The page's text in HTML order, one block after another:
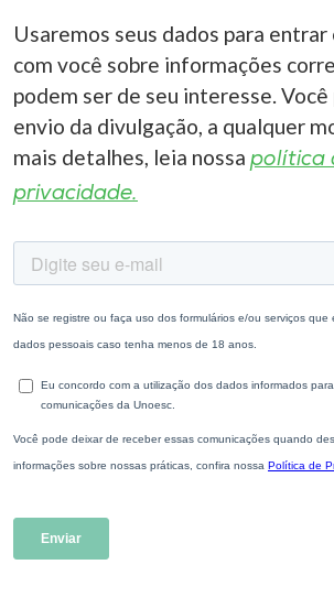
Usaremos seus dados para
com você sobre informações
podem ser de seu interesse.
envio da divulgação, a qualquer
mais detalhes, leia nossa política
privacidade.